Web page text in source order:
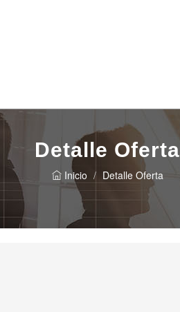
Detalle Oferta
Inicio Detalle Oferta